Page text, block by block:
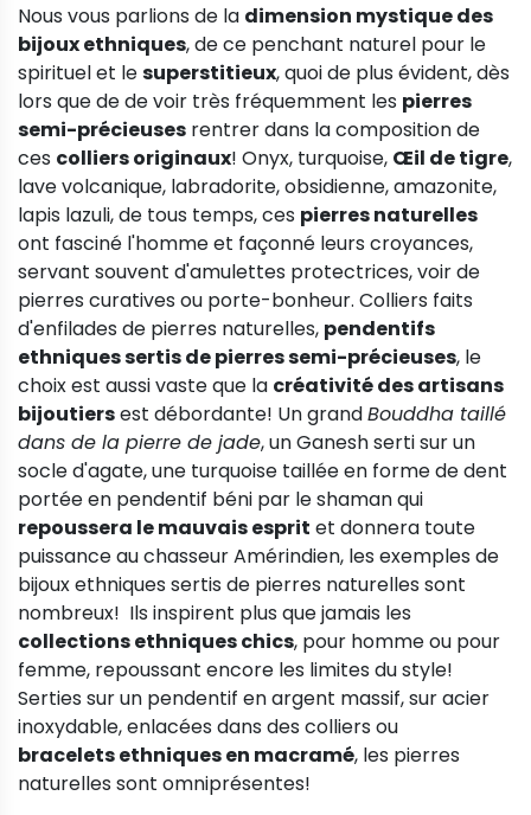
Nous vous parlions de la dimension mystique des
bijoux ethniques, de ce penchant naturel pour le
spirituel et lesuperstitieux, quoi de plus évident, dès
lors que de de voir très fréquemment les pierres
semi-précieuses rentrer dans la composition de
ces colliers originaux! Onyx, turquoise, Œil de tigre,
lave volcanique, labradorite, obsidienne, amazonite,
lapis lazuli, de tous temps, ces pierres naturelles
ont fasciné l'homme et façonné leurs croyances,
servant souvent d'amulettes protectrices, voir de
pierres curatives ou porte-bonheur. Colliers faits
d'enfilades de pierres naturelles, pendentifs
ethniques sertis de pierres semi-précieuses, le
choix est aussi vaste que la créativité des artisans
bijoutiersest débordante! Un grandBouddha taillé
dans de la pierre de jade, un Ganesh serti sur un
socle d'agate, une turquoise taillée en forme de dent
portée en pendentif béni par le shaman qui
repoussera le mauvais esprit et donnera toute
puissance au chasseur Amérindien, les exemples de
bijoux ethniques sertis de pierres naturelles sont
nombreux! Ils inspirent plus que jamais les
collections ethniques chics, pour homme ou pour
femme, repoussant encore les limites du style!
Serties sur un pendentif en argent massif, sur acier
inoxydable, enlacées dans des colliers ou
bracelets ethniques en macramé, les pierres
naturelles sont omniprésentes!